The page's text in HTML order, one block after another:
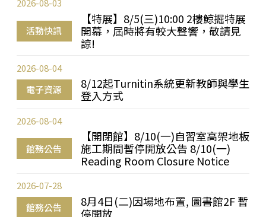
活動快訊
【特展】8/5(三)10:00 2樓鯨掘特展
開幕，屆時將有較大聲響，敬請見
諒!
2026-08-03
電子資源
8/12起Turnitin系統更新教師與學生
登入方式
2026-08-04
館務公告
【開閉館】8/10(一)自習室高架地板
施工期間暫停開放公告 8/10(一)
Reading Room Closure Notice
2026-08-04
館務公告
8月4日(二)因場地布置, 圖書館2F 暫
停開放
2026-07-28